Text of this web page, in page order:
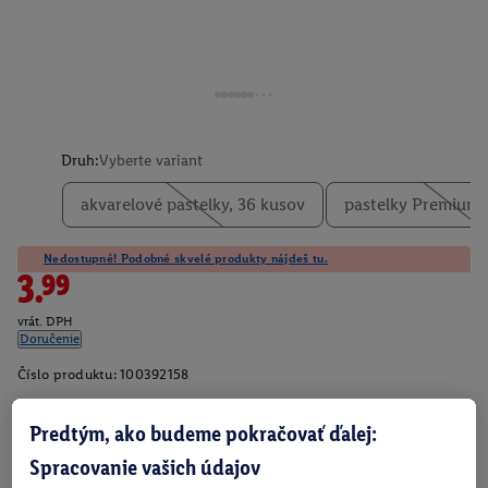
Druh:Vyberte variant
akvarelové pastelky, 36 kusov pastelky
Nedostupné! Podobné skvelé produkty nájdeš tu.
3.99
vrát. DPH
Doručenie
Číslo produktu: 100392158
O produkte
Predtým, ako budeme pokračovať ďalej:
Spracovanie vašich údajov